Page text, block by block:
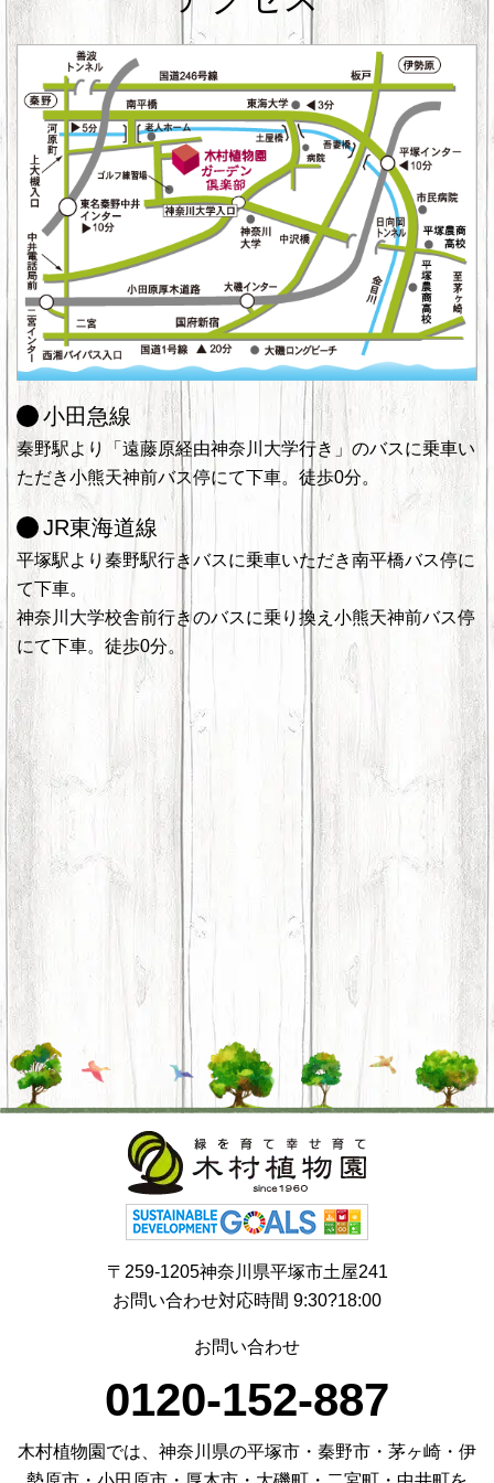
小田急線
秦野駅より「遠藤原経由神奈川大学行き」のバスに乗車い
ただき小熊天神前バス停にて下車。徒歩0分。
JR東海道線
平塚駅より秦野駅行きバスに乗車いただき南平橋バス停に
て下車。
神奈川大学校舎前行きのバスに乗り換え小熊天神前バス停
にて下車。徒歩0分。
〒259-1205神奈川県平塚市土屋241
お問い合わせ対応時間 9:30?18:00
お問い合わせ
0120-152-887
木村植物園では、神奈川県の平塚市・秦野市・茅ヶ崎・伊